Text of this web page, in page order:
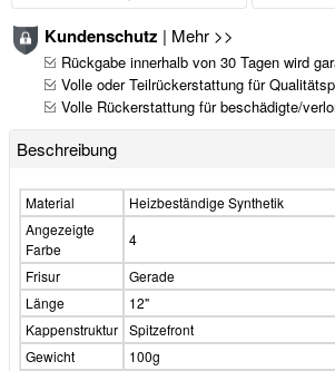
Kundenschutz | Mehr >>
Rückgabe innerhalb von 30 Tagen wird
Volle oder Teilrückerstattung für
Volle Rückerstattung für beschädigte/
Beschreibung
Material
Heizbeständige Synthetik
Angezeigte
Farbe
4
Frisur
Gerade
Länge
12"
Kappenstruktur Spitzefront
Gewicht
100g